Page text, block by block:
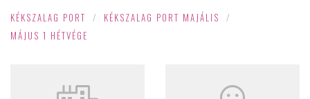
KÉKSZALAG PORT / KÉKSZALAG PORT MAJÁLIS
/
MÁJUS 1 HÉTVÉGE